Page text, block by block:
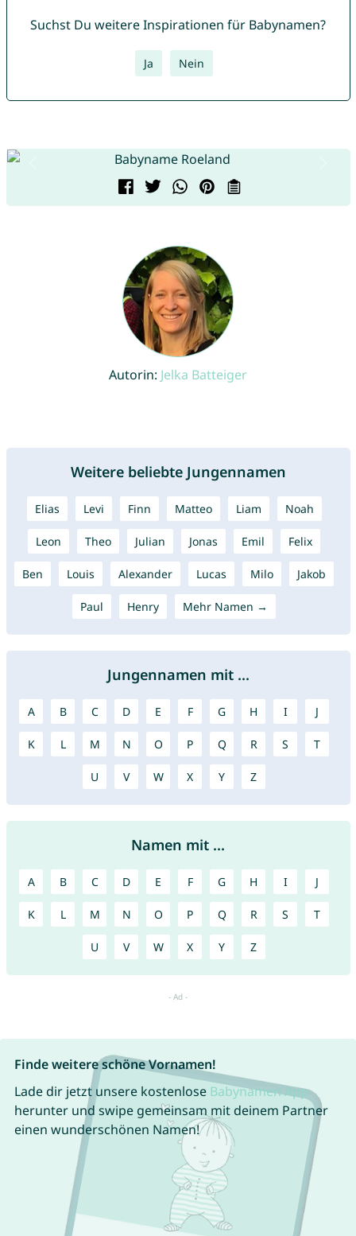
Suchst Du weitere Inspirationen für Babynamen?
Ja Nein
Autorin: Jelka Batteiger
Weitere beliebte Jungennamen
Elias Levi Finn Matteo Liam Noah
Leon Theo Julian Jonas Emil Felix
Ben Louis Alexander Lucas Milo Jakob
Paul Henry Mehr Namen →
Jungennamen mit ...
A B C D E F G H I J
K L M N O P Q R S T
U V W X Y Z
Namen mit ...
A B C D E F G H I J
K L M N O P Q R S T
U V W X Y Z
Finde weitere schöne Vornamen!
Lade dir jetzt unsere kostenlose Babynamen App
herunter und swipe gemeinsam mit deinem Partner
einen wunderschönen Namen!